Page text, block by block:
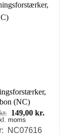
(NC)
Den
oprindelige
pris
149,00kr.
moms
NC07616